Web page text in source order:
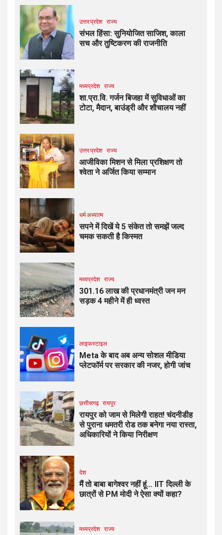
उत्तर प्रदेश राज्य
संभल हिंसा: सुनियोजित साजिश, काला
सच और तुष्टिकरण की राजनीति
मध्यप्रदेश राज्य
शा.प्रा.वि. गर्जन बिजहा में सुविधाओं का
टोटा, मैदान, बाउंड्री और शौचालय नहीं
उत्तर प्रदेश राज्य
आजीविका मिशन से मिला प्रशिक्षण तो
श्वेता ने अर्जित किया सम्मान
धर्म अध्यात्म
सपने में दिखें ये 5 संकेत तो समझें जल्द
चमक सकती है किस्मत
मध्यप्रदेश राज्य
301.16 लाख की प्रधानमंत्री जन मन
सड़क 4 महीने में ही ध्वस्त
लाइफस्टाइल
Meta के बाद अब अन्य सोशल मीडिया
प्लेटफॉर्म पर सरकार की नजर, होगी जांच
छत्तीसगढ़ रायपुर
रायपुर को जाम से मिलेगी राहत! चंदनीडीह
से पुराना धमतरी रोड तक बनेगा नया रास्ता,
अधिकारियों ने किया निरीक्षण
देश
मैं तो बाबा बागेश्वर नहीं हूं… IIT दिल्ली के
छात्रों से PM मोदी ने ऐसा क्यों कहा?
मध्यप्रदेश राज्य